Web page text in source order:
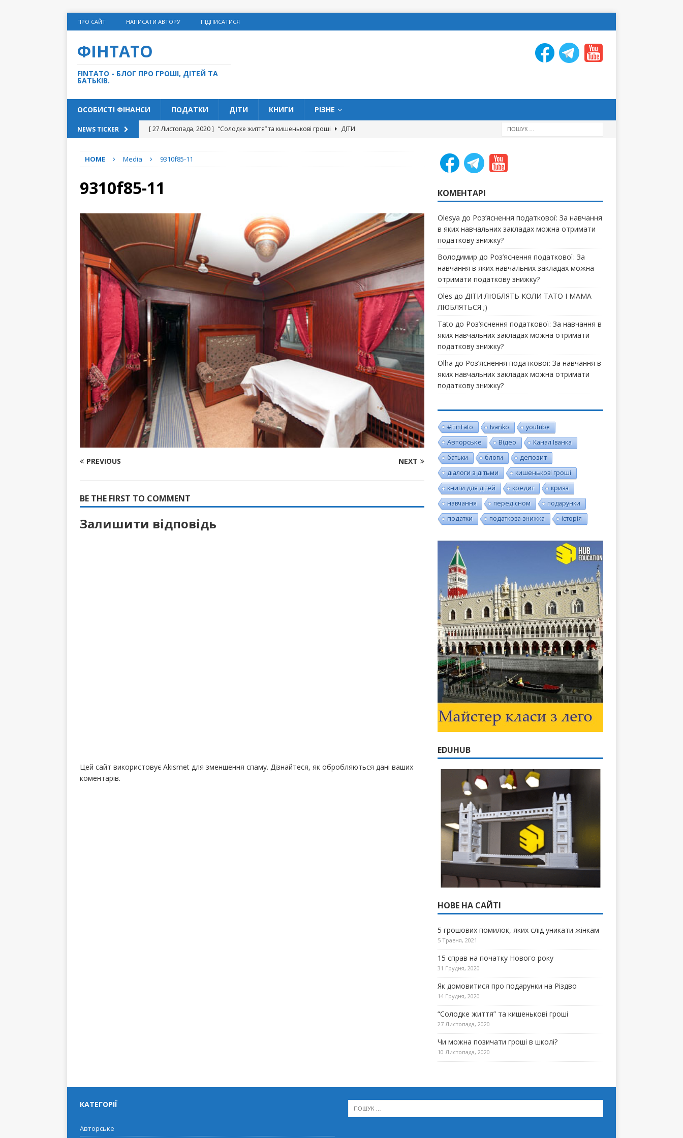
ПРО САЙТ НАПИСАТИ АВТОРУ ПІДПИСАТИСЯ
ФІНТАТО
FINTATO - БЛОГ ПРО ГРОШІ, ДІТЕЙ ТА
БАТЬКІВ.
ОСОБИСТІ ФІНАНСИ ПОДАТКИ ДІТИ КНИГИ РІЗНЕ
NEWS TICKER [ 27 Листопада, 2020 ] “Солодке життя” та кишенькові гроші
ДІТИ
[ 5 Травня, 2021 ]
ФІНАНСИ
[ 14 Грудня, 2020 ]
Як домовитися про подарунки на Різдво З МЕРЕЖІ
HOME Media 9310f85-11
9310f85-11
PREVIOUS NEXT
BE THE FIRST TO COMMENT
Залишити відповідь
Цей сайт використовує Akismet для зменшення спаму. Дізнайтеся, як обробляються дані ваших
коментарів.
КОМЕНТАРІ
Olesya до Роз’яснення податкової: За навчання
в яких навчальних закладах можна отримати
податкову знижку?
Володимир до Роз’яснення податкової: За
навчання в яких навчальних закладах можна
отримати податкову знижку?
Oles до ДІТИ ЛЮБЛЯТЬ КОЛИ ТАТО І МАМА
ЛЮБЛЯТЬСЯ ;)
Tato до Роз’яснення податкової: За навчання в
яких навчальних закладах можна отримати
податкову знижку?
Olha до Роз’яснення податкової: За навчання в
яких навчальних закладах можна отримати
податкову знижку?
#FinTato Ivanko youtube
Авторське Відео
Канал Іванка
батьки
блоги депозит
діалоги з дітьми
кишенькові гроші
книги для дітей
кредит
криза
навчання
перед сном
подарунки
податки
податкова знижка історія
EDUHUB
НОВЕ НА САЙТІ
5 грошових помилок, яких слід уникати жінкам
5 Травня, 2021
15 справ на початку Нового року
31 Грудня, 2020
Як домовитися про подарунки на Різдво
14 Грудня, 2020
“Солодке життя” та кишенькові гроші
27 Листопада, 2020
Чи можна позичати гроші в школі?
10 Листопада, 2020
КАТЕГОРІЇ
Авторське